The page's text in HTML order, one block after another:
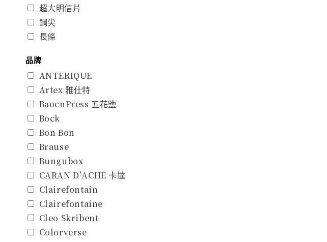
超大明信片
鋼尖
長條
品牌
ANTERIQUE
Artex 雅仕特
BaocnPress 五花鹽
Bock
Bon Bon
Brause
Bungubox
CARAN D'ACHE 卡達
Clairefontain
Clairefontaine
Cleo Skribent
Colorverse